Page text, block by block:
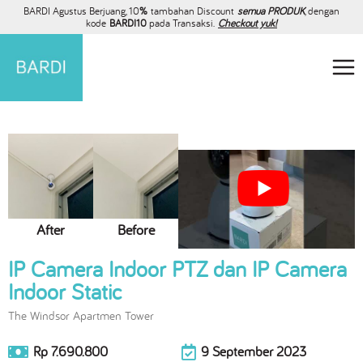
BARDI Agustus Berjuang, 10% tambahan Discount semua PRODUK, dengan
kode BARDI10pada Transaksi. Checkout yuk!
After Before
IP Camera Indoor PTZ dan IP Camera
Indoor Static
The Windsor Apartmen Tower
Rp 7.690.800 9 September 2023